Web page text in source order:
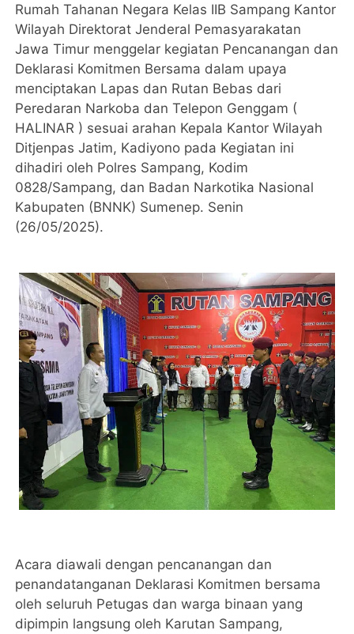
Rumah Tahanan Negara Kelas IIB Sampang Kantor
Wilayah Direktorat Jenderal Pemasyarakatan
Jawa Timur menggelar kegiatan Pencanangan dan
Deklarasi Komitmen Bersama dalam upaya
menciptakan Lapas dan Rutan Bebas dari
Peredaran Narkoba dan Telepon Genggam (
HALINAR ) sesuai arahan Kepala Kantor Wilayah
Ditjenpas Jatim, Kadiyono pada Kegiatan ini
dihadiri oleh Polres Sampang, Kodim
0828/Sampang, dan Badan Narkotika Nasional
Kabupaten (BNNK) Sumenep. Senin
(26/05/2025).
Acara diawali dengan pencanangan dan
penandatanganan Deklarasi Komitmen bersama
oleh seluruh Petugas dan warga binaan yang
dipimpin langsung oleh Karutan Sampang,